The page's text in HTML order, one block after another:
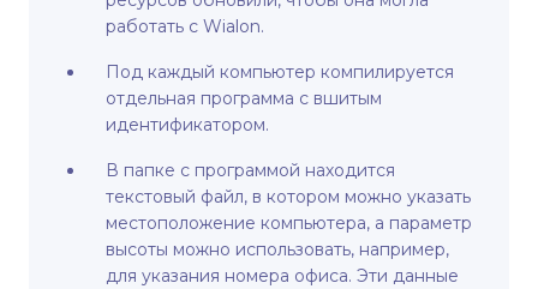
работать с Wialon.
Под каждый компьютер компилируется
отдельная программа с вшитым
идентификатором.
В папке с программой находится
текстовый файл, в котором можно указать
местоположение компьютера, а параметр
высоты можно использовать, например,
для указания номера офиса. Эти данные